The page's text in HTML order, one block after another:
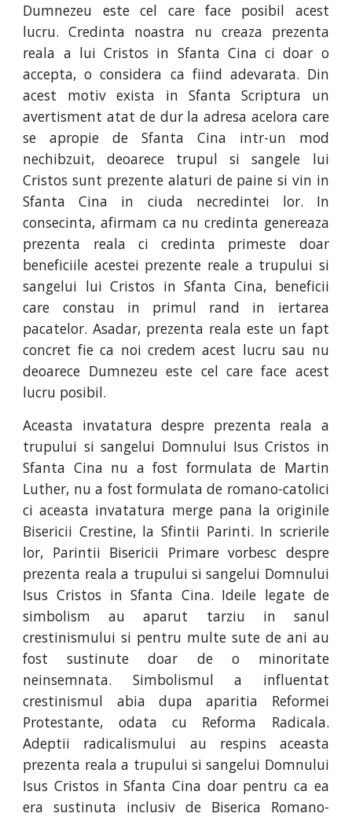
Dumnezeu este cel care face posibil acest
lucru. Credinta noastra nu creaza prezenta
reala a lui Cristos in Sfanta Cina ci doar o
accepta, o considera ca fiind adevarata. Din
acest motiv exista in Sfanta Scriptura un
avertisment atat de dur la adresa acelora care
se apropie de Sfanta Cina intr-un mod
nechibzuit, deoarece trupul si sangele lui
Cristos sunt prezente alaturi de paine si vin in
Sfanta Cina in ciuda necredintei lor. In
consecinta, afirmam ca nu credinta genereaza
prezenta reala ci credinta primeste doar
beneficiile acestei prezente reale a trupului si
sangelui lui Cristos in Sfanta Cina, beneficii
care constau in primul rand in iertarea
pacatelor. Asadar, prezenta reala este un fapt
concret fie ca noi credem acest lucru sau nu
deoarece Dumnezeu este cel care face acest
lucru posibil.
Aceasta invatatura despre prezenta reala a
trupului si sangelui Domnului Isus Cristos in
Sfanta Cina nu a fost formulata de Martin
Luther, nu a fost formulata de romano-catolici
ci aceasta invatatura merge pana la originile
Bisericii Crestine, la Sfintii Parinti. In scrierile
lor, Parintii Bisericii Primare vorbesc despre
prezenta reala a trupului si sangelui Domnului
Isus Cristos in Sfanta Cina. Ideile legate de
simbolism au aparut tarziu in sanul
crestinismului si pentru multe sute de ani au
fost sustinute doar de o minoritate
neinsemnata. Simbolismul a influentat
crestinismul abia dupa aparitia Reformei
Protestante, odata cu Reforma Radicala.
Adeptii radicalismului au respins aceasta
prezenta reala a trupului si sangelui Domnului
Isus Cristos in Sfanta Cina doar pentru ca ea
era sustinuta inclusiv de Biserica Romano-